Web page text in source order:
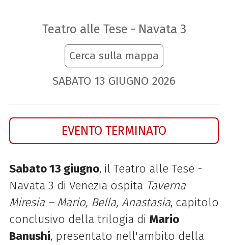
Teatro alle Tese - Navata 3
Cerca sulla mappa
SABATO 13 GIUGNO 2026
EVENTO TERMINATO
Sabato 13 giugno, il Teatro alle Tese -
Navata 3 di Venezia ospita Taverna
Miresia – Mario, Bella, Anastasia, capitolo
conclusivo della trilogia di Mario
Banushi, presentato nell'ambito della